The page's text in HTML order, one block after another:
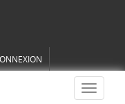
Toggle